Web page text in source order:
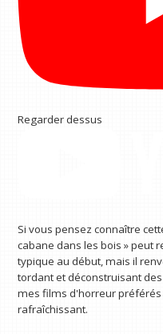
Regarder dessus
Si vous pensez connaître
cabane dans les bois » peut
typique au début, mais il
tordant et déconstruisant
mes films d'horreur
rafraîchissant.